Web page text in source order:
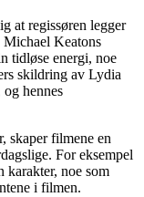
at regissøren legger
Michael Keatons
tidløse energi, noe
skildring av Lydia
og hennes
skaper filmene en
For eksempel
karakter, noe som
i filmen.